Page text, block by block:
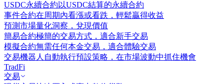
USDC永續合約 以USDC結算的永續合約
事件合約在周期內看漲或看跌，輕鬆贏得收益
預測市場量化洞察，兌現價值
簡易合約極簡的交易方式，適合新手交易
模擬合約無需任何本金交易，適合體驗交易
交易機器人 自動執行預設策略，在市場波動中抓住機會
TradFi
交易